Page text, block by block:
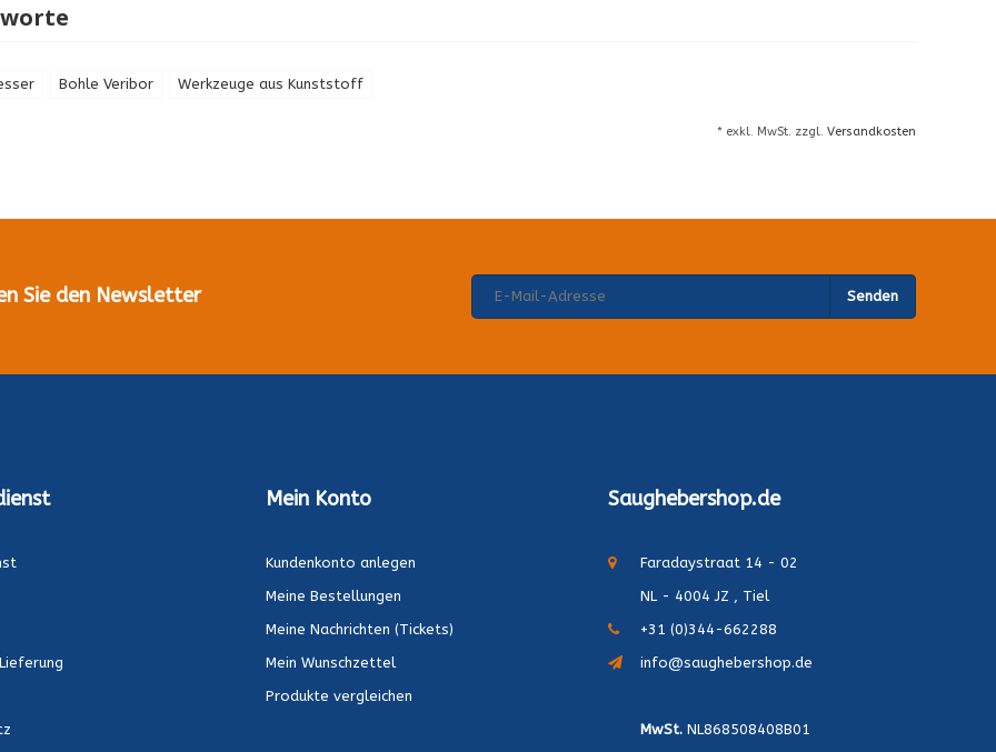
Bohle Veribor Werkzeuge aus Kunststoff
* exkl. MwSt. zzgl. Versandkosten
Sie den Newsletter Senden
Mein Konto
Kundenkonto anlegen
Meine Bestellungen
Meine Nachrichten (Tickets)
Mein Wunschzettel
Produkte vergleichen
Saughebershop.de
Faradaystraat 14 - 02
NL - 4004 JZ , Tiel
+31 (0)344-662288
info@saughebershop.de
MwSt.NL868508408B01